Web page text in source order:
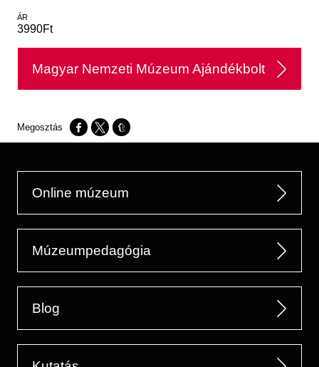
ÁR
3990Ft
Opens in a new window
Opens in a new window
Opens in a new window
Magyar Nemzeti Múzeum Ajándékbolt
Online múzeum
Múzeumpedagógia
Blog